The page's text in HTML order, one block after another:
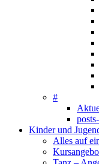
#
Kinder und
Alles auf